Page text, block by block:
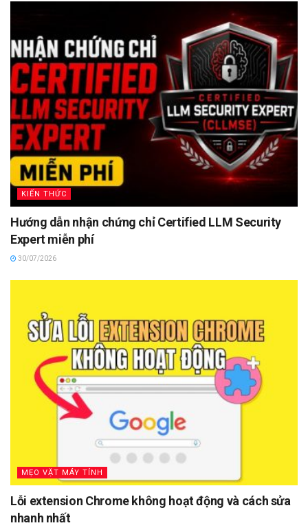
KIẾN THỨC
Hướng dẫn nhận chứng chỉ Certified LLM Security
Expert miễn phí
30/07/2026
MẸO VẶT MÁY TÍNH
Lỗi extension Chrome không hoạt động và cách sửa
nhanh nhất